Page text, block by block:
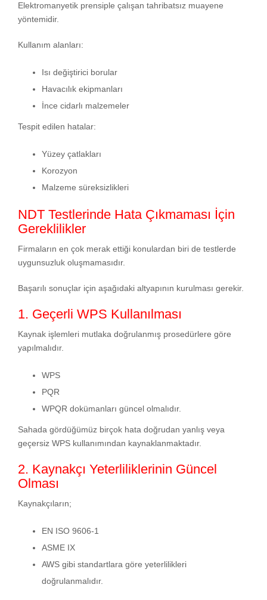
Elektromanyetik prensiple çalışan tahribatsız muayene
yöntemidir.
Kullanım alanları:
Isı değiştirici borular
Havacılık ekipmanları
İnce cidarlı malzemeler
Tespit edilen hatalar:
Yüzey çatlakları
Korozyon
Malzeme süreksizlikleri
NDT Testlerinde Hata Çıkmaması İçin
Gereklilikler
Firmaların en çok merak ettiği konulardan biri de testlerde
uygunsuzluk oluşmamasıdır.
Başarılı sonuçlar için aşağıdaki altyapının kurulması gerekir.
1. Geçerli WPS Kullanılması
Kaynak işlemleri mutlaka doğrulanmış prosedürlere göre
yapılmalıdır.
WPS
PQR
WPQR dokümanları güncel olmalıdır.
Sahada gördüğümüz birçok hata doğrudan yanlış veya
geçersiz WPS kullanımından kaynaklanmaktadır.
2. Kaynakçı Yeterliliklerinin Güncel
Olması
Kaynakçıların;
EN ISO 9606-1
ASME IX
AWS gibi standartlara göre yeterlilikleri
doğrulanmalıdır.